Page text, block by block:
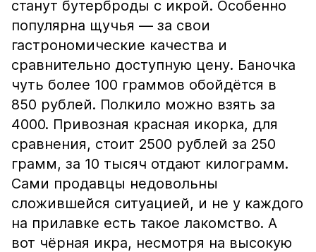
станут бутерброды с икрой. Особенно
популярна щучья — за свои
гастрономические качества и
сравнительно доступную цену. Баночка
чуть более 100 граммов обойдётся в
850 рублей. Полкило можно взять за
4000. Привозная красная икорка, для
сравнения, стоит 2500 рублей за 250
грамм, за 10 тысяч отдают килограмм.
Сами продавцы недовольны
сложившейся ситуацией, и не у каждого
на прилавке есть такое лакомство. А
вот чёрная икра, несмотря на высокую